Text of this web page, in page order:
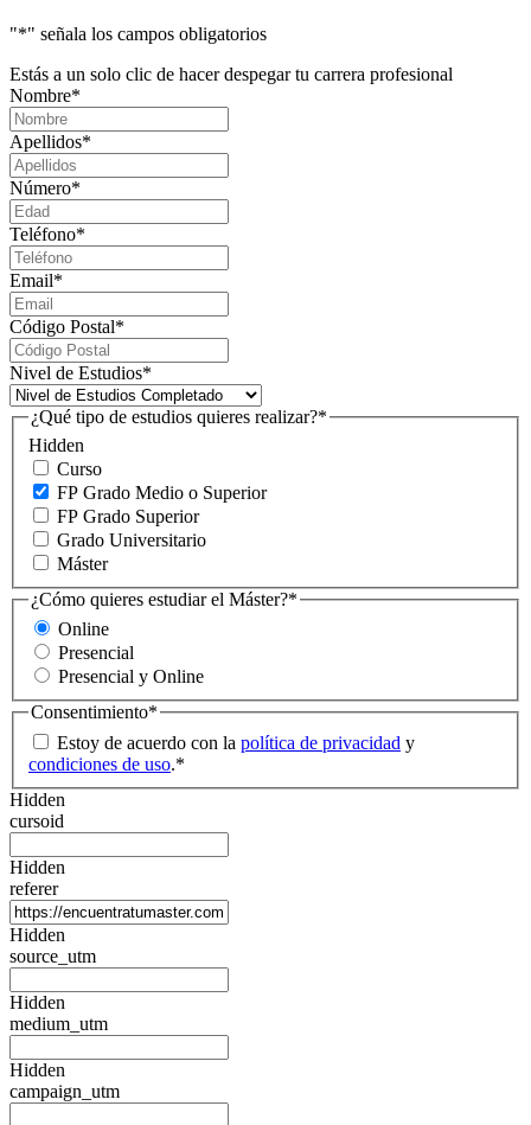
"*" señala los campos obligatorios
Estás a un solo clic de hacer despegar tu carrera profesional
Nombre*
Apellidos*
Número*
Teléfono*
Email*
Código Postal*
Nivel de Estudios*
Hidden
¿Qué tipo de estudios quieres realizar?*
Curso
FP Grado Medio o Superior
FP Grado Superior
Grado Universitario
Máster
¿Cómo quieres estudiar el Máster?*
Online
Presencial
Presencial y Online
Consentimiento*
Estoy de acuerdo con la política de privacidad y
condiciones de uso.*
Hidden
cursoid
Hidden
referer
Hidden
source_utm
Hidden
medium_utm
Hidden
campaign_utm